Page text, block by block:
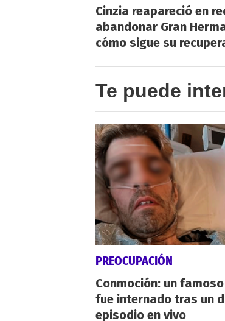
Cinzia reapareció en
abandonar Gran
cómo sigue su
Te puede
PREOCUPACIÓN
Conmoción: un
fue internado tras un
episodio en vivo